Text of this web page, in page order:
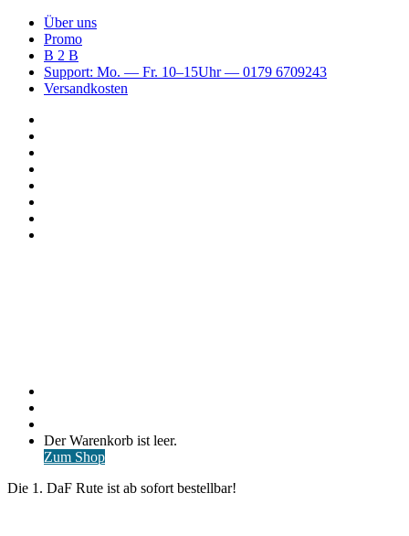
Über uns
Promo
B 2 B
Support: Mo. — Fr. 10–15Uhr — 0179 6709243
Versandkosten
Warenkorb
ansehen
Der Warenkorb ist leer.
Zum Shop
Die 1. DaF Rute ist ab sofort bestellbar!